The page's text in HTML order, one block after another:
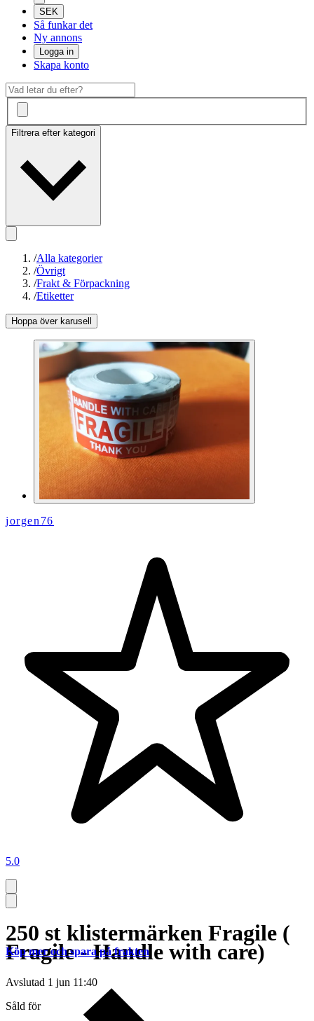
SEK
Så funkar det
Ny annons
Logga in
Skapa konto
Filtrera efter kategori
/Alla kategorier
/Övrigt
/Frakt & Förpackning
/Etiketter
Hoppa över karusell
jorgen76
5.0
250 st klistermärken Fragile (
Fragile - Handle with care)
Avslutad 1 jun 11:40
Såld för
Köp mer och spara på frakten